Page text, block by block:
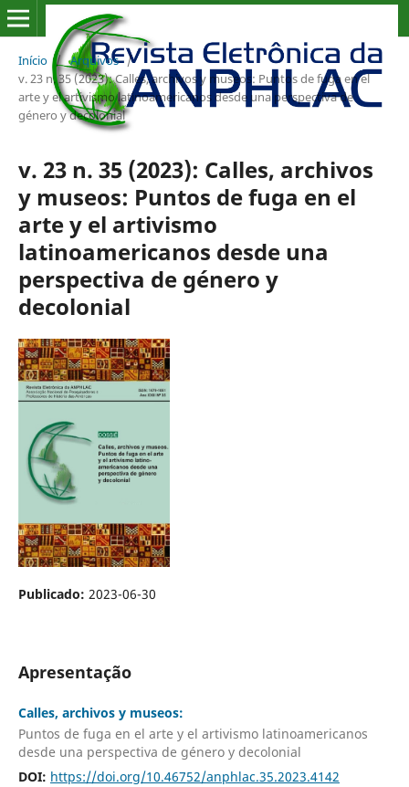
Início / Arquivos /
v. 23 n. 35 (2023): Calles, archivos y museos: Puntos de fuga en el
arte y el artivismo latinoamericanos desde una perspectiva de
género y decolonial
v. 23 n. 35 (2023): Calles, archivos
y museos: Puntos de fuga en el
arte y el artivismo
latinoamericanos desde una
perspectiva de género y
decolonial
Publicado: 2023-06-30
Apresentação
Calles, archivos y museos:
Puntos de fuga en el arte y el artivismo latinoamericanos
desde una perspectiva de género y decolonial
DOI: https://doi.org/10.46752/anphlac.35.2023.4142